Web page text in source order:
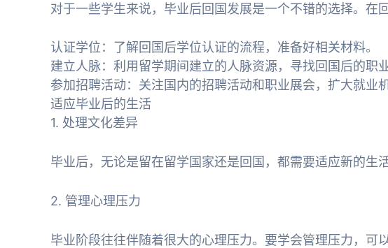
对于一些学生来说，毕业后回国发展是一个不错的选择。在
认证学位：了解回国后学位认证的流程，准备好相关材料。
建立人脉：利用留学期间建立的人脉资源，寻找回国后的职业
参加招聘活动：关注国内的招聘活动和职业展会，扩大就业机
适应毕业后的生活
1. 处理文化差异
毕业后，无论是留在留学国家还是回国，都需要适应新的生
2. 管理心理压力
毕业阶段往往伴随着很大的心理压力。要学会管理压力，可以